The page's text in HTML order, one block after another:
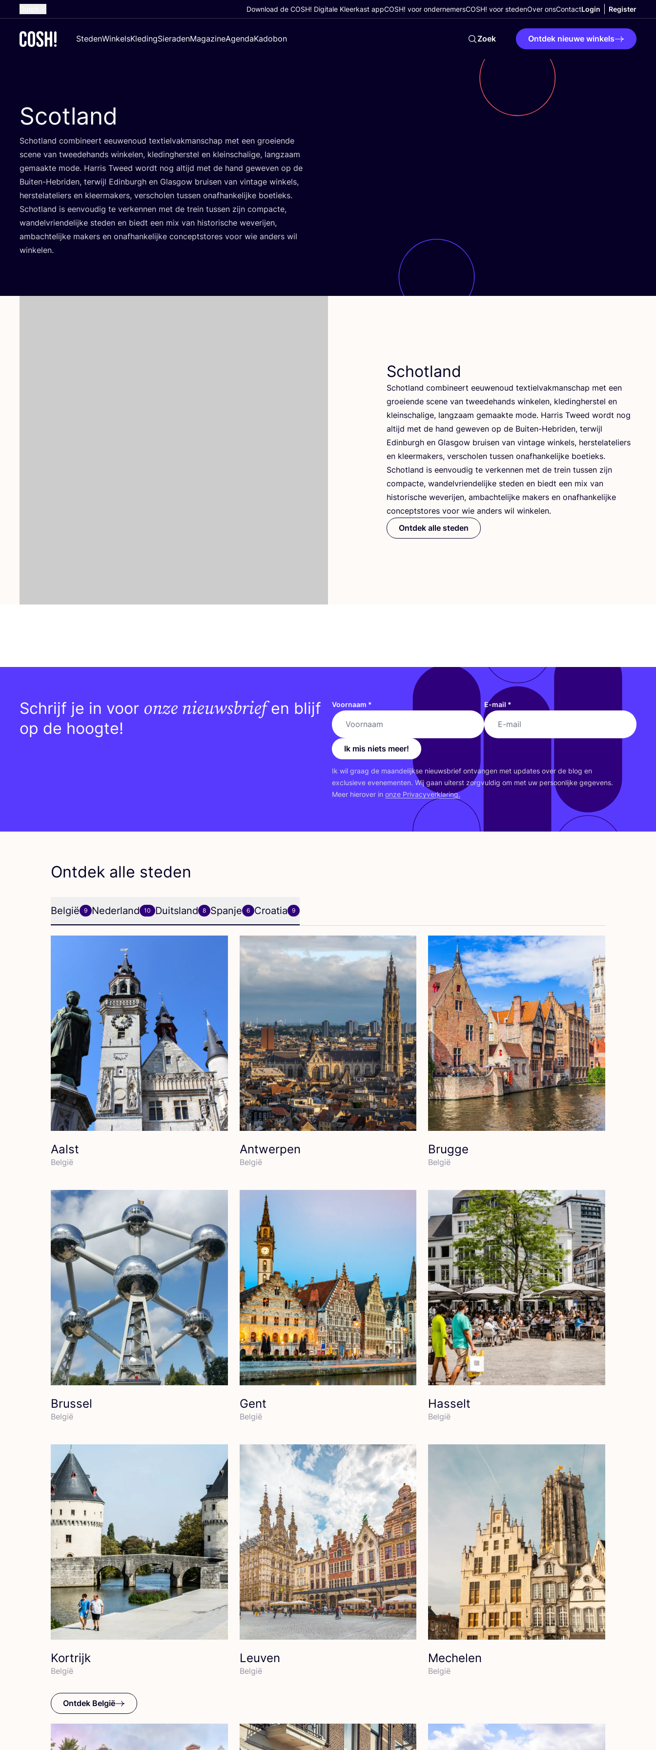
French
Download de COSH! Digitale Kleerkast appCOSH! voor ondernemersCOSH! voor stedenOver onsContactLogin Register
StedenWinkelsKledingSieradenMagazineAgendaKadobon Zoek Ontdek nieuwe winkels
Scotland
Schot­land com­bi­neert eeu­wen­oud tex­tiel­vak­man­schap met een groei­en­de
sce­ne van twee­de­hands win­ke­len, kle­ding­her­stel en klein­scha­li­ge, lang­zaam
gemaak­te mode. Har­ris Tweed wordt nog altijd met de hand gewe­ven op de
Bui­ten-Hebri­den, ter­wijl Edin­burgh en Glas­gow brui­sen van vin­ta­ge win­kels,
her­ste­la­te­liers en kleer­ma­kers, ver­scho­len tus­sen onaf­han­ke­lij­ke boe­tieks.
Schot­land is een­vou­dig te ver­ken­nen met de trein tus­sen zijn com­pac­te,
wan­del­vrien­de­lij­ke ste­den en biedt een mix van his­to­ri­sche weve­rij­en,
ambach­te­lij­ke makers en onaf­han­ke­lij­ke con­ceptsto­res voor wie anders wil
winkelen.
Schotland
Schot­land com­bi­neert eeu­wen­oud tex­tiel­vak­man­schap met een
groei­en­de sce­ne van twee­de­hands win­ke­len, kle­ding­her­stel en
klein­scha­li­ge, lang­zaam gemaak­te mode. Har­ris Tweed wordt nog
altijd met de hand gewe­ven op de Bui­ten-Hebri­den, ter­wijl
Edin­burgh en Glas­gow brui­sen van vin­ta­ge win­kels, her­ste­la­te­liers
en kleer­ma­kers, ver­scho­len tus­sen onaf­han­ke­lij­ke boe­tieks.
Schot­land is een­vou­dig te ver­ken­nen met de trein tus­sen zijn
com­pac­te, wan­del­vrien­de­lij­ke ste­den en biedt een mix van
his­to­ri­sche weve­rij­en, ambach­te­lij­ke makers en onaf­han­ke­lij­ke
con­ceptsto­res voor wie anders wil winkelen.
Ontdek alle steden
Schrijf je in voor onze nieuwsbriefen blijf
op de hoogte!
Voornaam * E-mail *
Ik mis niets meer!
Ik wil graag de maan­de­lijk­se nieuws­brief ont­van­gen met upda­tes over de blog en
exclu­sie­ve eve­ne­men­ten. Wij gaan uiterst zorg­vul­dig om met uw per­soon­lij­ke gege­vens.
Meer hier­over in onze Pri­va­cy­ver­kla­ring.
Ontdek alle steden
België 9 Nederland 10 Duitsland 8 Spanje 6 Croatia 9
Aalst
Bel­gië
Antwerpen
Bel­gië
Brugge
Bel­gië
Brussel
Bel­gië
Gent
Bel­gië
Hasselt
Bel­gië
Kortrijk
Bel­gië
Leuven
Bel­gië
Mechelen
Bel­gië
Ontdek België